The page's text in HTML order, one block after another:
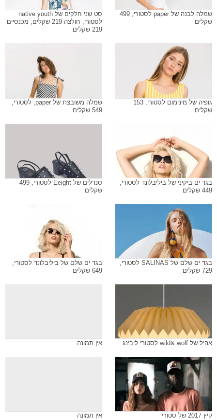
שמלה לבנה של paper לסטורי, 499
שקלים
סט שני חלקים של native youth
לסטורי, חולצה 219 שקלים, מכנסיים
219 שקלים
גופיה של מינימום לסטורי, 153
שקלים
שמלה משובצת של paper, לסטורי,
549 שקלים
בגד ים ביקיני של ביליבלונד לסטורי,
449 שקלים
סנדלים של Eeight לסטורי, 499
שקלים
בגד ים שלם של SALINAS לסטורי,
729 שקלים
בגד ים שלם של ביליבלונד לסטורי,
649 שקלים
אהיל של wild& wolf לסטורי ליבינג אין תמונה
קיץ 2017 של סטורי אין תמונה